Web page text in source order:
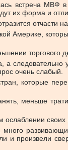
встреча МВФ
их форма и
отчасти на
Америке,
торгового
очень слабый.
которые
меньше
ослаблении своих
произвели